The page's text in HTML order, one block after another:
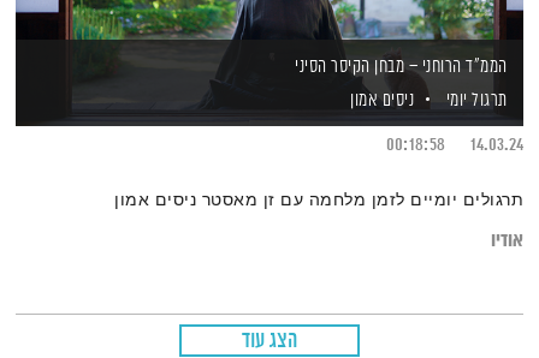
הממ"ד הרוחני – מבחן הקיסר הסיני
תרגול יומי
ניסים אמון
14.03.24
00:18:58
תרגולים יומיים לזמן מלחמה עם זן מאסטר ניסים אמון
אודיו
הצג עוד